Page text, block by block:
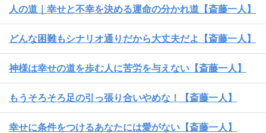
人の道｜幸せと不幸を決める運命の分かれ道【斎藤一人】
どんな困難もシナリオ通りだから大丈夫だよ【斎藤一人】
神様は幸せの道を歩む人に苦労を与えない【斎藤一人】
もうそろそろ足の引っ張り合いやめな！【斎藤一人】
幸せに条件をつけるあなたには愛がない【斎藤一人】